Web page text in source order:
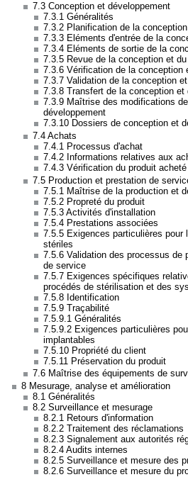
7.3 Conception et développement
7.3.1 Généralités
7.3.2 Planification de la
7.3.3 Eléments d'entrée de la
7.3.4 Eléments de sortie de la
7.3.5 Revue de la conception et
7.3.6 Vérification de la conception
7.3.7 Validation de la conception
7.3.8 Transfert de la conception et
7.3.9 Maîtrise des modifications
développement
7.3.10 Dossiers de conception et
7.4 Achats
7.4.1 Processus d'achat
7.4.2 Informations relatives aux
7.4.3 Vérification du produit acheté
7.5 Production et prestation de
7.5.1 Maîtrise de la production et
7.5.2 Propreté du produit
7.5.3 Activités d'installation
7.5.4 Prestations associées
7.5.5 Exigences particulières pour
stériles
7.5.6 Validation des processus de
de service
7.5.7 Exigences spécifiques
procédés de stérilisation et des
7.5.8 Identification
7.5.9 Traçabilité
7.5.9.1 Généralités
7.5.9.2 Exigences particulières
implantables
7.5.10 Propriété du client
7.5.11 Préservation du produit
7.6 Maîtrise des équipements de
8 Mesurage, analyse et amélioration
8.1 Généralités
8.2 Surveillance et mesurage
8.2.1 Retours d'information
8.2.2 Traitement des réclamations
8.2.3 Signalement aux autorités
8.2.4 Audits internes
8.2.5 Surveillance et mesure des
8.2.6 Surveillance et mesure du